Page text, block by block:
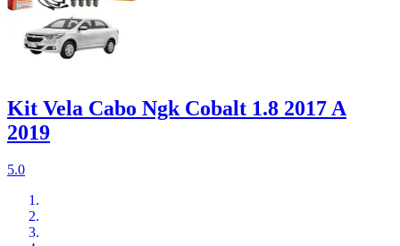
Kit Vela Cabo Ngk Cobalt 1.8 2017 A
2019
5.0